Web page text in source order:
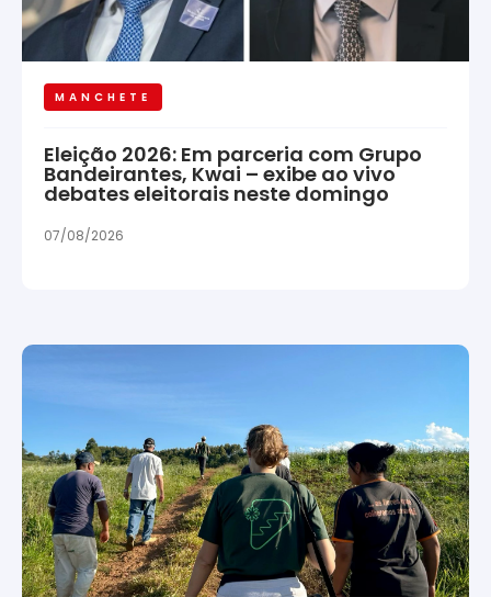
MANCHETE
Eleição 2026: Em parceria com Grupo
Bandeirantes, Kwai – exibe ao vivo
debates eleitorais neste domingo
07/08/2026